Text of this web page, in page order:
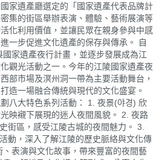
家遺產廳選定的「國家遺產代表品牌計
集的街區舉辦表演、體驗、藝術展演等
化利用價值，並讓民眾在親身參與中感
一步促進文化遺產的保存與傳承。 自
家遺產夜行計畫，並逐步發展成為江
觀光活動之一。今年的江陵國家遺產夜
部市場及溟州洞一帶為主要活動舞台，
造一場融合傳統與現代的文化盛宴。
八大特色系列活動： 1. 夜景(야경) 欣
映襯下展現的迷人夜間風貌。 2. 夜路
街區，感受江陵古城的夜間魅力。 3.
動，深入了解江陵的歷史脈絡與文化傳
表演與文化故事，帶來豐富的夜間藝